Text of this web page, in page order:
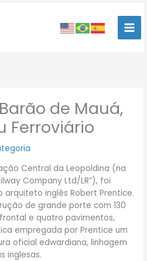
de Mauá,
Ferroviário
Central da Leopoldina (na
Company Ltd/LR”), foi
inglês Robert Prentice.
de grande porte com 130
e quatro pavimentos,
empregada por Prentice um
oficial edwardiana, linhagem
inglesas.